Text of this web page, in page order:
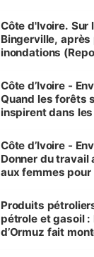
(Alassane Ouattara
Côte d'Ivoire. Sur
Bingerville,
inondations
Côte d’Ivoire -
Quand les forêts
inspirent dans
Côte d’Ivoire -
Donner du travail
aux femmes pour
menacées
Produits
pétrole et gasoil :
d’Ormuz fait